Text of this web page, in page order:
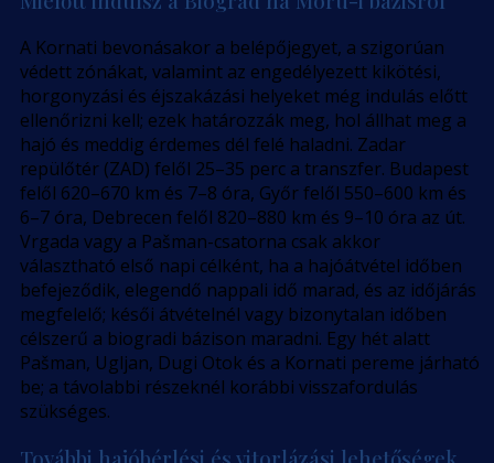
A Kornati bevonásakor a belépőjegyet, a szigorúan
védett zónákat, valamint az engedélyezett kikötési,
horgonyzási és éjszakázási helyeket még indulás előtt
ellenőrizni kell; ezek határozzák meg, hol állhat meg a
hajó és meddig érdemes dél felé haladni. Zadar
repülőtér (ZAD) felől 25–35 perc a transzfer. Budapest
felől 620–670 km és 7–8 óra, Győr felől 550–600 km és
6–7 óra, Debrecen felől 820–880 km és 9–10 óra az út.
Vrgada vagy a Pašman-csatorna csak akkor
választható első napi célként, ha a hajóátvétel időben
befejeződik, elegendő nappali idő marad, és az időjárás
megfelelő; késői átvételnél vagy bizonytalan időben
célszerű a biogradi bázison maradni. Egy hét alatt
Pašman, Ugljan, Dugi Otok és a Kornati pereme járható
be; a távolabbi részeknél korábbi visszafordulás
szükséges.